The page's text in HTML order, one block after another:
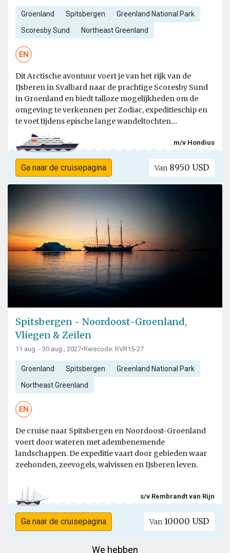
Groenland Spitsbergen Greenland National Park
Scoresby Sund Northeast Greenland
EN
Dit Arctische avontuur voert je van het rijk van de
IJsberen in Svalbard naar de prachtige Scoresby Sund
in Groenland en biedt talloze mogelijkheden om de
omgeving te verkennen per Zodiac, expeditieschip en
te voet tijdens epische lange wandeltochten....
m/v Hondius
Ga naar de cruisepagina Van 8950 USD
Spitsbergen - Noordoost-Groenland,
Vliegen & Zeilen
11 aug. - 30 aug., 2027•Reiscode: RVR15-27
Groenland Spitsbergen Greenland National Park
Northeast Greenland
EN
De cruise naar Spitsbergen en Noordoost-Groenland
voert door wateren met adembenemende
landschappen. De expeditie vaart door gebieden waar
zeehonden, zeevogels, walvissen en IJsberen leven.
s/v Rembrandt van Rijn
Ga naar de cruisepagina Van 10000 USD
We hebben